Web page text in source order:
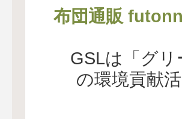
布団通販
GSLは「グリ
の環境貢献